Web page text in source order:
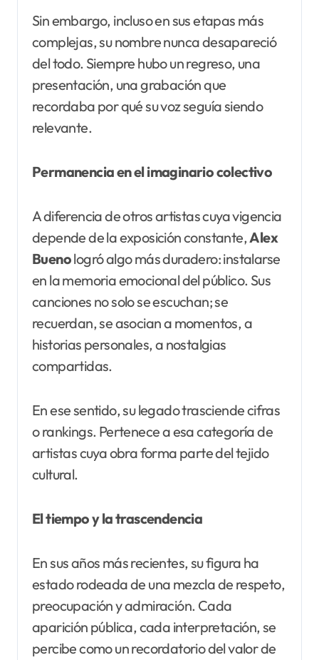
Sin embargo, incluso en sus etapas más
complejas, su nombre nunca desapareció
del todo. Siempre hubo un regreso, una
presentación, una grabación que
recordaba por qué su voz seguía siendo
relevante.
Permanencia en el imaginario colectivo
A diferencia de otros artistas cuya vigencia
depende de la exposición constante,Alex
Buenologró algo más duradero: instalarse
en la memoria emocional del público. Sus
canciones no solo se escuchan; se
recuerdan, se asocian a momentos, a
historias personales, a nostalgias
compartidas.
En ese sentido, su legado trasciende cifras
o rankings. Pertenece a esa categoría de
artistas cuya obra forma parte del tejido
cultural.
El tiempo y la trascendencia
En sus años más recientes, su figura ha
estado rodeada de una mezcla de respeto,
preocupación y admiración. Cada
aparición pública, cada interpretación, se
percibe como un recordatorio del valor de